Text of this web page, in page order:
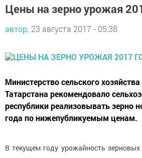
Цены на зерно урожая
автор, 23 августа 2017 - 05:38
Министерство сельского
Татарстана рекомендовало
республики реализовывать зерно
года по нижепубликуемым ценам.
В текущем году урожайность